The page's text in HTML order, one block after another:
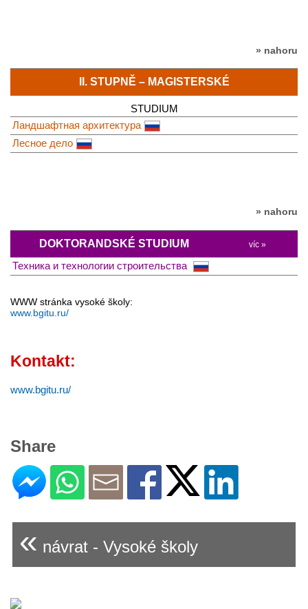
» nahoru
II. STUPNĚ – MAGISTERSKÉ
STUDIUM
Ландшафтная архитектура
Лесное дело
» nahoru
DOKTORANDSKÉ STUDIUM víc »
Техника и технологии строительства
WWW stránka vysoké školy:
www.bgitu.ru/
Kontakt:
www.bgitu.ru/
Share
« návrat - Vysoké školy